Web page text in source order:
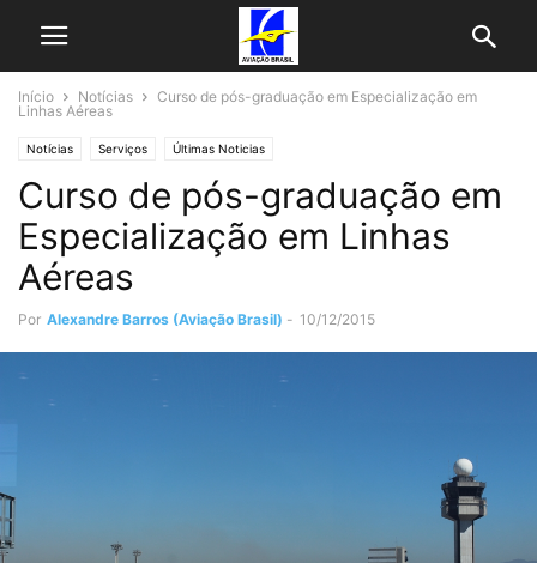
Início Notícias
Curso de pós-graduação em Especialização em
Linhas Aéreas
Notícias Serviços Últimas Noticias
Curso de pós-graduação em
Especialização em Linhas
Aéreas
Por Alexandre Barros (Aviação Brasil) - 10/12/2015